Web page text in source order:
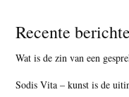
Recente
Wat is de zin van een
Sodis Vita – kunst is de